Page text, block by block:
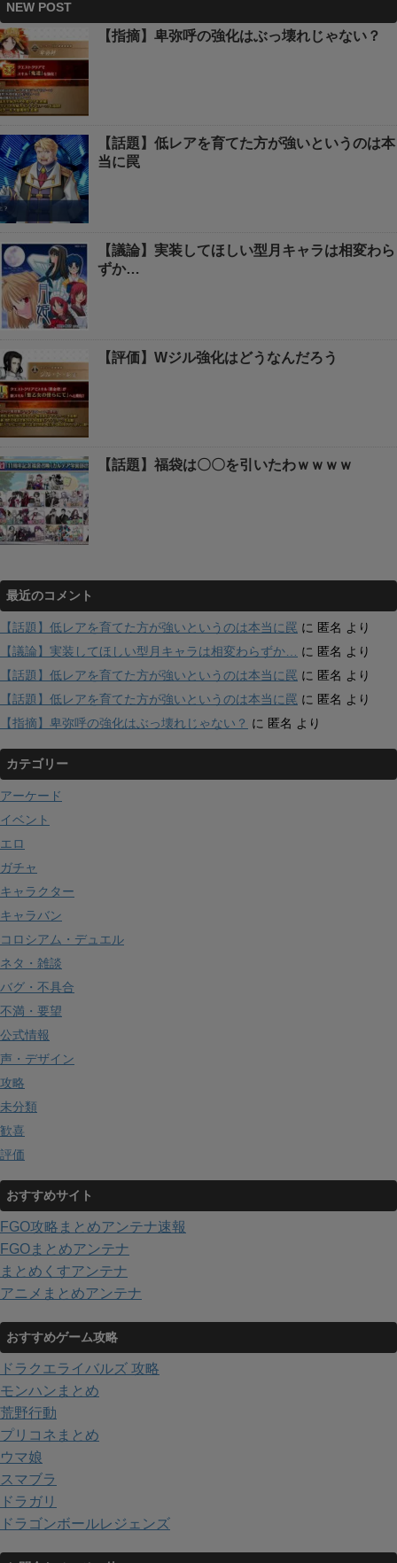
NEW POST
【指摘】卑弥呼の強化はぶっ壊れじゃない？
【話題】低レアを育てた方が強いというのは本
当に罠
【議論】実装してほしい型月キャラは相変わら
ずか…
【評価】Wジル強化はどうなんだろう
【話題】福袋は〇〇を引いたわｗｗｗｗ
最近のコメント
【話題】低レアを育てた方が強いというのは本当に罠 に 匿名 より
【議論】実装してほしい型月キャラは相変わらずか…
に 匿名 より
【話題】低レアを育てた方が強いというのは本当に罠 に 匿名 より
【話題】低レアを育てた方が強いというのは本当に罠 に 匿名 より
【指摘】卑弥呼の強化はぶっ壊れじゃない？ に 匿名 より
カテゴリー
アーケード
イベント
エロ
ガチャ
キャラクター
キャラバン
コロシアム・デュエル
ネタ・雑談
バグ・不具合
不満・要望
公式情報
声・デザイン
攻略
未分類
歓喜
評価
おすすめサイト
FGO攻略まとめアンテナ速報
FGOまとめアンテナ
まとめくすアンテナ
アニメまとめアンテナ
おすすめゲーム攻略
ドラクエライバルズ 攻略
モンハンまとめ
荒野行動
プリコネまとめ
ウマ娘
スマブラ
ドラガリ
ドラゴンボールレジェンズ